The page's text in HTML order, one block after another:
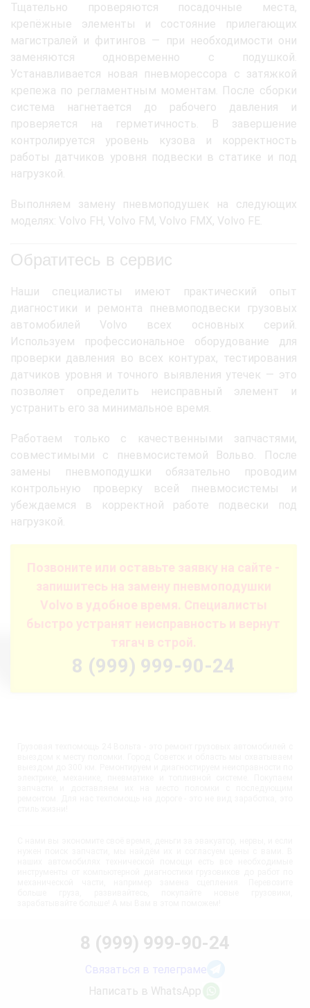
Тщательно проверяются посадочные места,
крепёжные элементы и состояние прилегающих
магистралей и фитингов — при необходимости они
заменяются одновременно с подушкой.
Устанавливается новая пневморессора с затяжкой
крепежа по регламентным моментам. После сборки
система нагнетается до рабочего давления и
проверяется на герметичность. В завершение
контролируется уровень кузова и корректность
работы датчиков уровня подвески в статике и под
нагрузкой.
Выполняем замену пневмоподушек на следующих
моделях: Volvo FH, Volvo FM, Volvo FMX, Volvo FE.
Обратитесь в сервис
Наши специалисты имеют практический опыт
диагностики и ремонта пневмоподвески грузовых
автомобилей Volvo всех основных серий.
Используем профессиональное оборудование для
проверки давления во всех контурах, тестирования
датчиков уровня и точного выявления утечек — это
позволяет определить неисправный элемент и
устранить его за минимальное время.
Работаем только с качественными запчастями,
совместимыми с пневмосистемой Вольво. После
замены пневмоподушки обязательно проводим
контрольную проверку всей пневмосистемы и
убеждаемся в корректной работе подвески под
нагрузкой.
Позвоните или оставьте заявку на сайте -
запишитесь на замену пневмоподушки
Volvo в удобное время. Специалисты
быстро устранят неисправность и вернут
тягач в строй.
8 (999) 999-90-24
8 (999) 999-90-24
Связаться в телеграме
Написать в WhatsApp